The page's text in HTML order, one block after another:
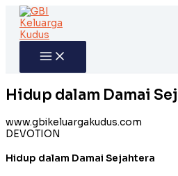
Skip
content
Hidup dalam Damai
www.gbikeluargakudus.com
DEVOTION
Hidup dalam Damai Sejahtera